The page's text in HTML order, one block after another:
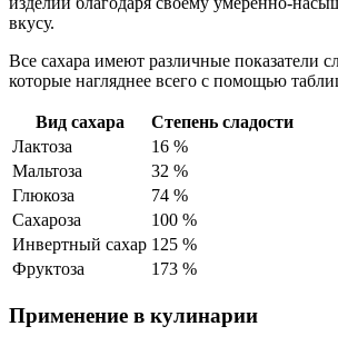
вкусу.
Все сахара имеют различные показатели
которые нагляднее всего с помощью
Вид сахара
Степень сладости
Лактоза
16 %
Мальтоза
32 %
Глюкоза
74 %
Сахароза
100 %
Инвертный сахар 125 %
Фруктоза
173 %
Применение в кулинарии